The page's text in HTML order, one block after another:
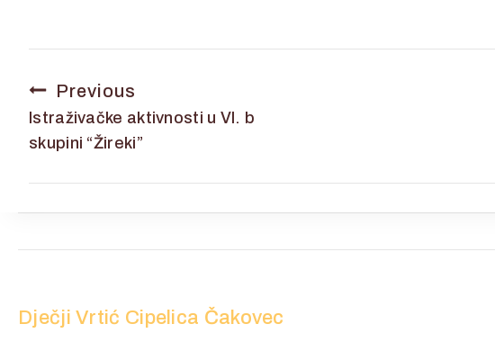
Previous
Istraživačke aktivnosti u VI. b
skupini “Žireki”
Dječji Vrtić Cipelica Čakovec